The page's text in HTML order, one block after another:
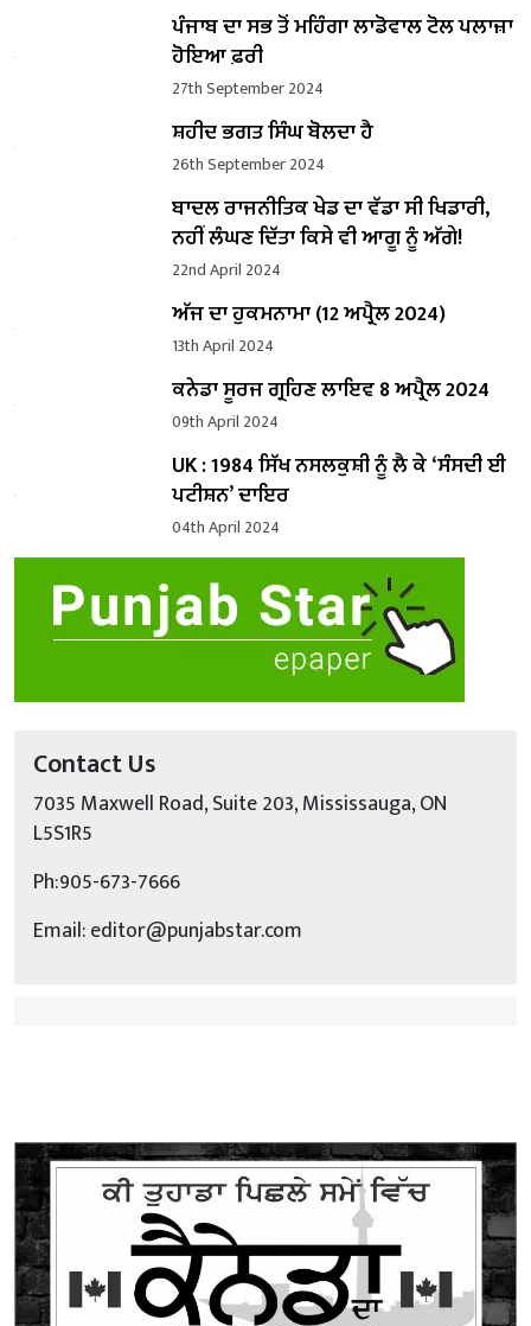
ਪੰਜਾਬ ਦਾ ਸਭ ਤੋਂ ਮਹਿੰਗਾ ਲਾਡੋਵਾਲ ਟੋਲ ਪਲਾਜ਼ਾ
ਹੋਇਆ ਫ਼ਰੀ
27th September 2024
ਸ਼ਹੀਦ ਭਗਤ ਸਿੰਘ ਬੋਲਦਾ ਹੈ
26th September 2024
ਬਾਦਲ ਰਾਜਨੀਤਿਕ ਖੇਡ ਦਾ ਵੱਡਾ ਸੀ ਖਿਡਾਰੀ,
ਨਹੀਂ ਲੰਘਣ ਦਿੱਤਾ ਕਿਸੇ ਵੀ ਆਗੂ ਨੂੰ ਅੱਗੇ!
22nd April 2024
ਅੱਜ ਦਾ ਹੁਕਮਨਾਮਾ (12 ਅਪ੍ਰੈਲ 2024)
13th April 2024
ਕਨੇਡਾ ਸੂਰਜ ਗ੍ਰਹਿਣ ਲਾਇਵ 8 ਅਪ੍ਰੈਲ 2024
09th April 2024
UK : 1984 ਸਿੱਖ ਨਸਲਕੁਸ਼ੀ ਨੂੰ ਲੈ ਕੇ ‘ਸੰਸਦੀ ਈ
ਪਟੀਸ਼ਨ’ ਦਾਇਰ
04th April 2024
Contact Us
7035 Maxwell Road, Suite 203, Mississauga, ON
L5S1R5
Ph:905-673-7666
Email: editor@punjabstar.com